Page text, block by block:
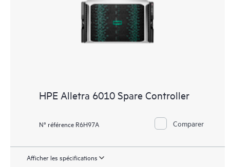
HPE Alletra 6010 Spare Controller
N° référence R6H97A Comparer
Afficher les spécifications